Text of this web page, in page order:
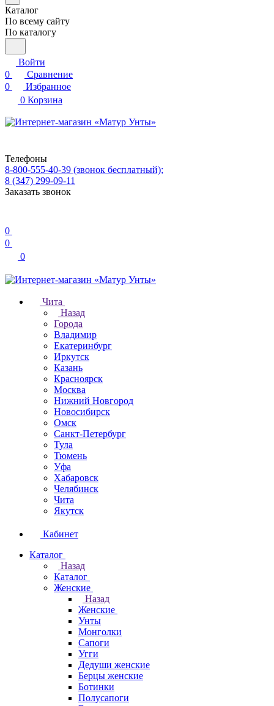
Каталог
По всему сайту
По каталогу
Войти
0
Сравнение
0
Избранное
0 Корзина
Телефоны
8-800-555-40-39 (звонок бесплатный);
8 (347) 299-09-11
Заказать звонок
0
0
0
Чита
Назад
Города
Владимир
Екатеринбург
Иркутск
Казань
Красноярск
Москва
Нижний Новгород
Новосибирск
Омск
Санкт-Петербург
Тула
Тюмень
Уфа
Хабаровск
Челябинск
Чита
Якутск
Кабинет
Каталог
Назад
Каталог
Женские
Назад
Женские
Унты
Монголки
Сапоги
Угги
Дедуши женские
Берцы женские
Ботинки
Полусапоги